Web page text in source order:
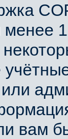
менее
вам